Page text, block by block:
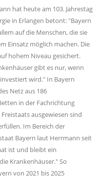
hat heute am 103. Jahrestag
in Erlangen betont: "Bayern
auf die Menschen, die sie
Einsatz möglich machen. Die
hohem Niveau gesichert.
gibt es nur, wenn
wird." In Bayern
Netz aus 186
in der Fachrichtung
ausgewiesen sind
Im Bereich der
Bayern laut Herrmann seit
ist und bleibt ein
Krankenhäuser." So
von 2021 bis 2025